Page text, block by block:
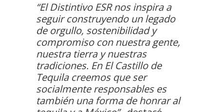
“El Distintivo ESR nos inspira a
seguir construyendo un legado
de orgullo, sostenibilidad y
compromiso con nuestra gente,
nuestra tierra y nuestras
tradiciones. En El Castillo de
Tequila creemos que ser
socialmente responsables es
también una forma de honrar al